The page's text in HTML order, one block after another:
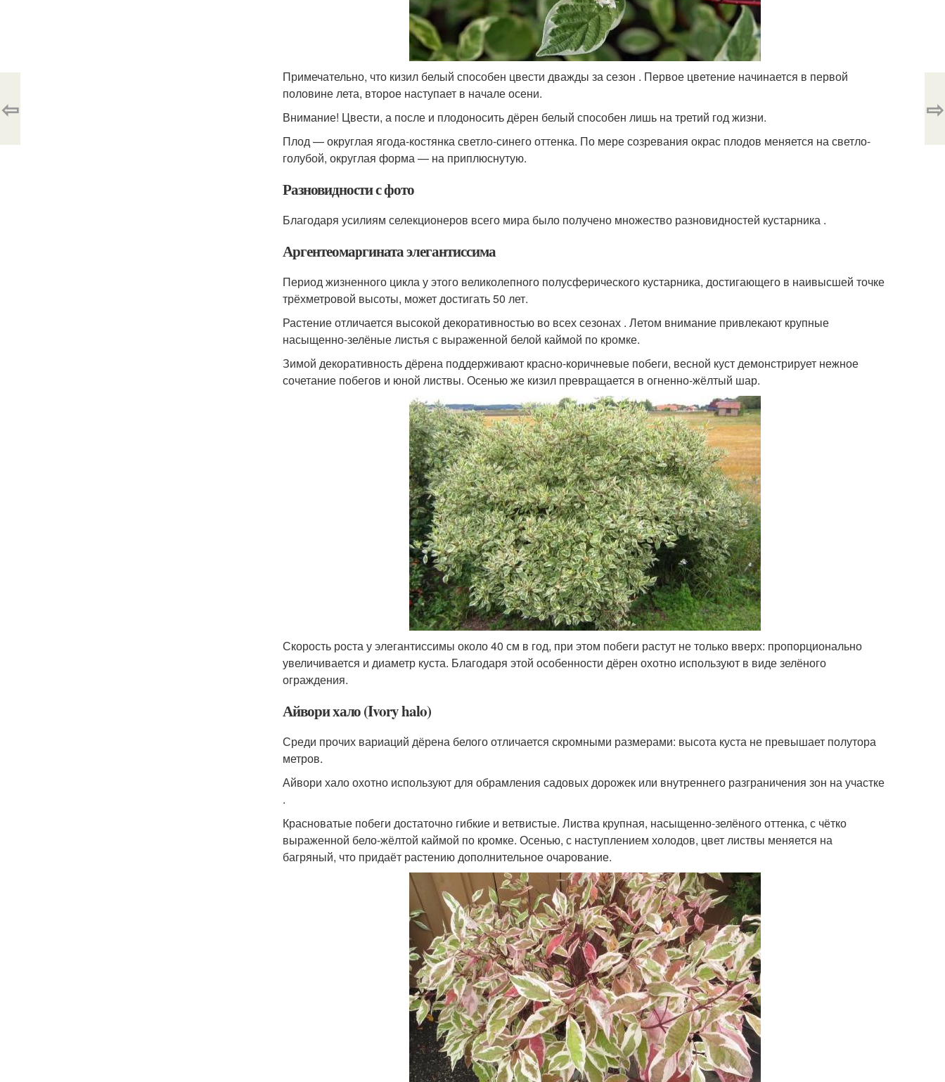
Примечательно, что кизил белый способен цвести дважды за сезон . Первое цветение начинается в первой
половине лета, второе наступает в начале осени.
Внимание! Цвести, а после и плодоносить дёрен белый способен лишь на третий год жизни.
Плод — округлая ягода-костянка светло-синего оттенка. По мере созревания окрас плодов меняется на светло-
голубой, округлая форма — на приплюснутую.
Разновидности с фото
Благодаря усилиям селекционеров всего мира было получено множество разновидностей кустарника .
Аргентеомаргината элегантиссима
Период жизненного цикла у этого великолепного полусферического кустарника, достигающего в наивысшей точке
трёхметровой высоты, может достигать 50 лет.
Растение отличается высокой декоративностью во всех сезонах . Летом внимание привлекают крупные
насыщенно-зелёные листья с выраженной белой каймой по кромке.
Зимой декоративность дёрена поддерживают красно-коричневые побеги, весной куст демонстрирует нежное
сочетание побегов и юной листвы. Осенью же кизил превращается в огненно-жёлтый шар.
Скорость роста у элегантиссимы около 40 см в год, при этом побеги растут не только вверх: пропорционально
увеличивается и диаметр куста. Благодаря этой особенности дёрен охотно используют в виде зелёного
ограждения.
Айвори хало (Ivory halo)
Среди прочих вариаций дёрена белого отличается скромными размерами: высота куста не превышает полутора
метров.
Айвори хало охотно используют для обрамления садовых дорожек или внутреннего разграничения зон на участке
.
Красноватые побеги достаточно гибкие и ветвистые. Листва крупная, насыщенно-зелёного оттенка, с чётко
выраженной бело-жёлтой каймой по кромке. Осенью, с наступлением холодов, цвет листвы меняется на
багряный, что придаёт растению дополнительное очарование.
⇦ ⇨